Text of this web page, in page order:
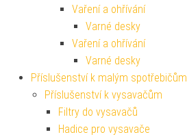
Vaření a ohřívání
Varné desky
Vaření a ohřívání
Varné desky
Příslušenství k malým spotřebičům
Příslušenství k vysavačům
Filtry do vysavačů
Hadice pro vysavače